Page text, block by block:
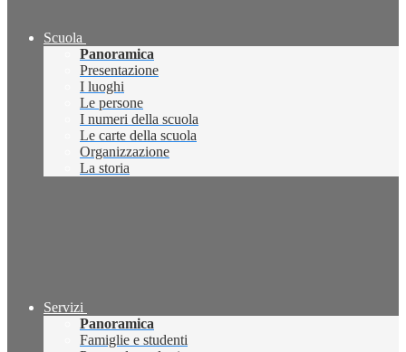
Scuola
Panoramica
Presentazione
I luoghi
Le persone
I numeri della scuola
Le carte della scuola
Organizzazione
La storia
Servizi
Panoramica
Famiglie e studenti